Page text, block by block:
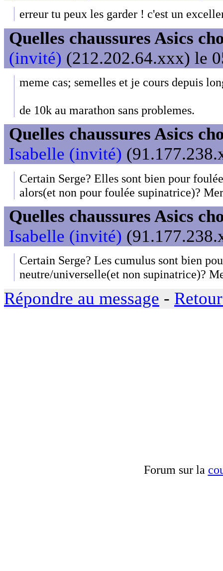
erreur tu peux les garder ! c'est un
Quelles chaussures Asics
(invité) (212.202.64.xxx) le
meme cas; semelles et je cours depuis
de 10k au marathon sans problemes.
Quelles chaussures Asics
Isabelle (invité)
Certain Serge? Elles sont bien pour
alors(et non pour foulée supinatrice)?
Quelles chaussures Asics
Isabelle (invité)
Certain Serge? Les cumulus sont bien
neutre/universelle(et non supinatrice)?
Répondre au message -
Forum sur la